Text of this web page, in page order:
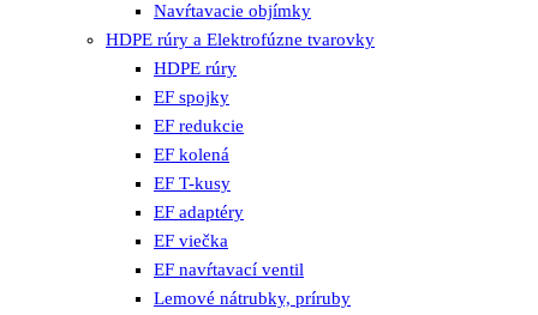
Navŕtavacie objímky
HDPE rúry a Elektrofúzne tvarovky
HDPE rúry
EF spojky
EF redukcie
EF kolená
EF T-kusy
EF adaptéry
EF viečka
EF navŕtavací ventil
Lemové nátrubky, príruby